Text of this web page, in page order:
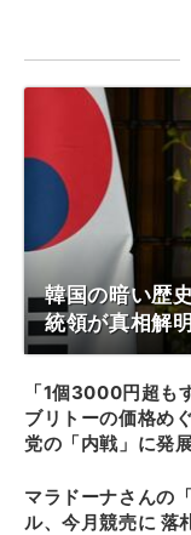
韓国の暗い歴
統領が真相解
「1個3000円超も
ブリトーの価格め
党の「内戦」に発
マラドーナさんの
ル、今月競売に 落